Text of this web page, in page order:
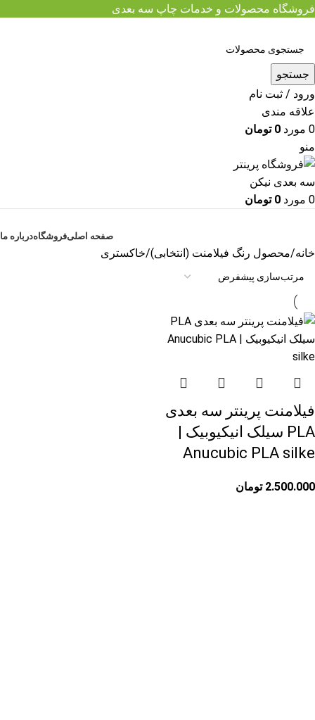
فروشگاه محصولات و خدمات چاپ سه بعدی
جستجو
ورود / ثبت نام
علاقه مندی
0 مورد 0 تومان
منو
0 مورد 0 تومان
صفحه اصلیفروشگاهدرباره ما
خانه محصول رنگ فیلامنت (انتخابی) خاکستری
فیلامنت پرینتر سه بعدی
PLA سیلک انیکیوبیک |
Anucubic PLA silke
2.500.000 تومان